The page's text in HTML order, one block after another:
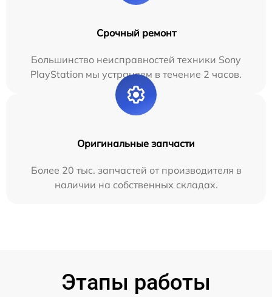
Срочный ремонт
Большинство неисправностей техники Sony
PlayStation мы устраняем в течение 2 часов.
Оригинальные запчасти
Более 20 тыс. запчастей от производителя в
наличии на собственных складах.
Этапы работы